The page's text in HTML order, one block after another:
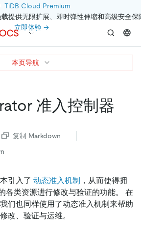
TiDB Cloud Premium
提供无限扩展、即时弹性伸缩和高级安全保
立即体验 →
准入控制器
复制 Markdown
引入了 动态准入机制 ，从而使得拥
各类资源进行修改与验证的功能。 在
们也同样使用了动态准入机制来帮助
改、验证与运维。
本页导航